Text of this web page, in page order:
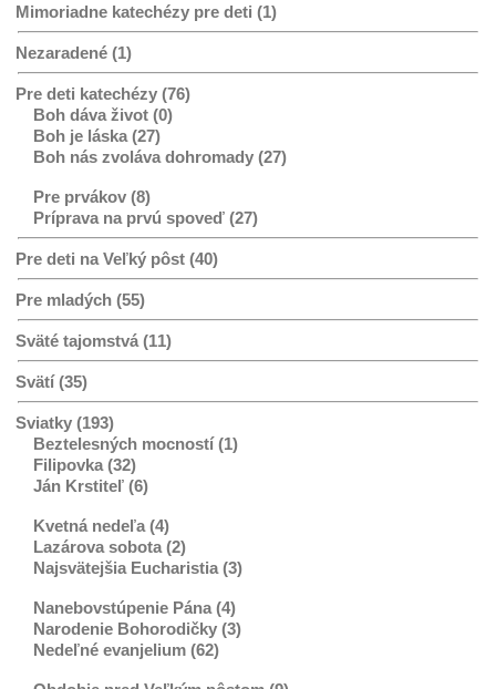
Mimoriadne katechézy pre deti (1)
Nezaradené (1)
Pre deti katechézy (76)
Boh dáva život (0)
Boh je láska (27)
Boh nás zvoláva dohromady (27)
Pre prvákov (8)
Príprava na prvú spoveď (27)
Pre deti na Veľký pôst (40)
Pre mladých (55)
Sväté tajomstvá (11)
Svätí (35)
Sviatky (193)
Beztelesných mocností (1)
Filipovka (32)
Ján Krstiteľ (6)
Kvetná nedeľa (4)
Lazárova sobota (2)
Najsvätejšia Eucharistia (3)
Nanebovstúpenie Pána (4)
Narodenie Bohorodičky (3)
Nedeľné evanjelium (62)